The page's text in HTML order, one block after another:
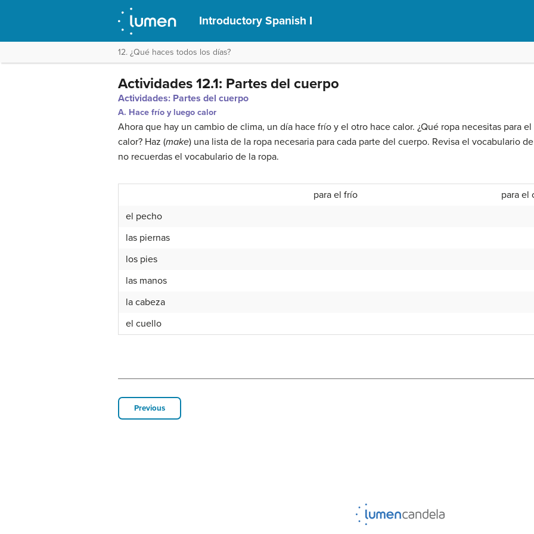
Introductory Spanish I
12. ¿Qué haces todos los días?
Actividades 12.1: Partes del cuerpo
Actividades: Partes del cuerpo
A. Hace frío y luego calor
Ahora que hay un cambio de clima, un día hace frío y el otro hace calor. ¿Qué ropa necesitas para
calor? Haz (make) una lista de la ropa necesaria para cada parte del cuerpo. Revisa el vocabulario
no recuerdas el vocabulario de la ropa.
para el frío
para el
el pecho
las piernas
los pies
las manos
la cabeza
el cuello
Previous